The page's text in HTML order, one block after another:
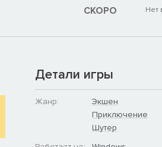
СКОРО Нет
Детали игры
Жанр:
Экшен
Приключение
Шутер